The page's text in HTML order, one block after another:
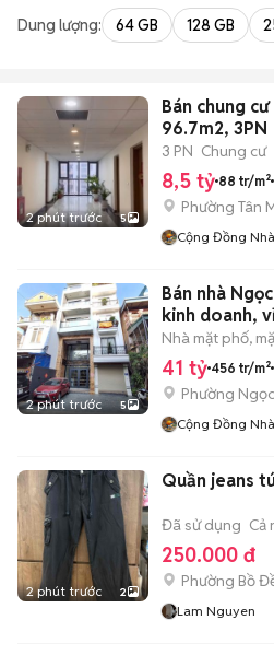
Dung lượng: 64 GB 128 GB
2 phút trước 5
Bán chung
96.7m2, 3PN
3 PN Chung cư
8,5 tỷ 88 tr/m²
Phường Tân
Cộng Đồng
2 phút trước 5
Bán nhà
kinh doanh,
Nhà mặt phố,
41 tỷ 456 tr/m²
Phường
Cộng Đồng
2 phút trước 2
Quần jeans
Đã sử dụng Cả
250.000 đ
Phường Bồ
Lam Nguyen